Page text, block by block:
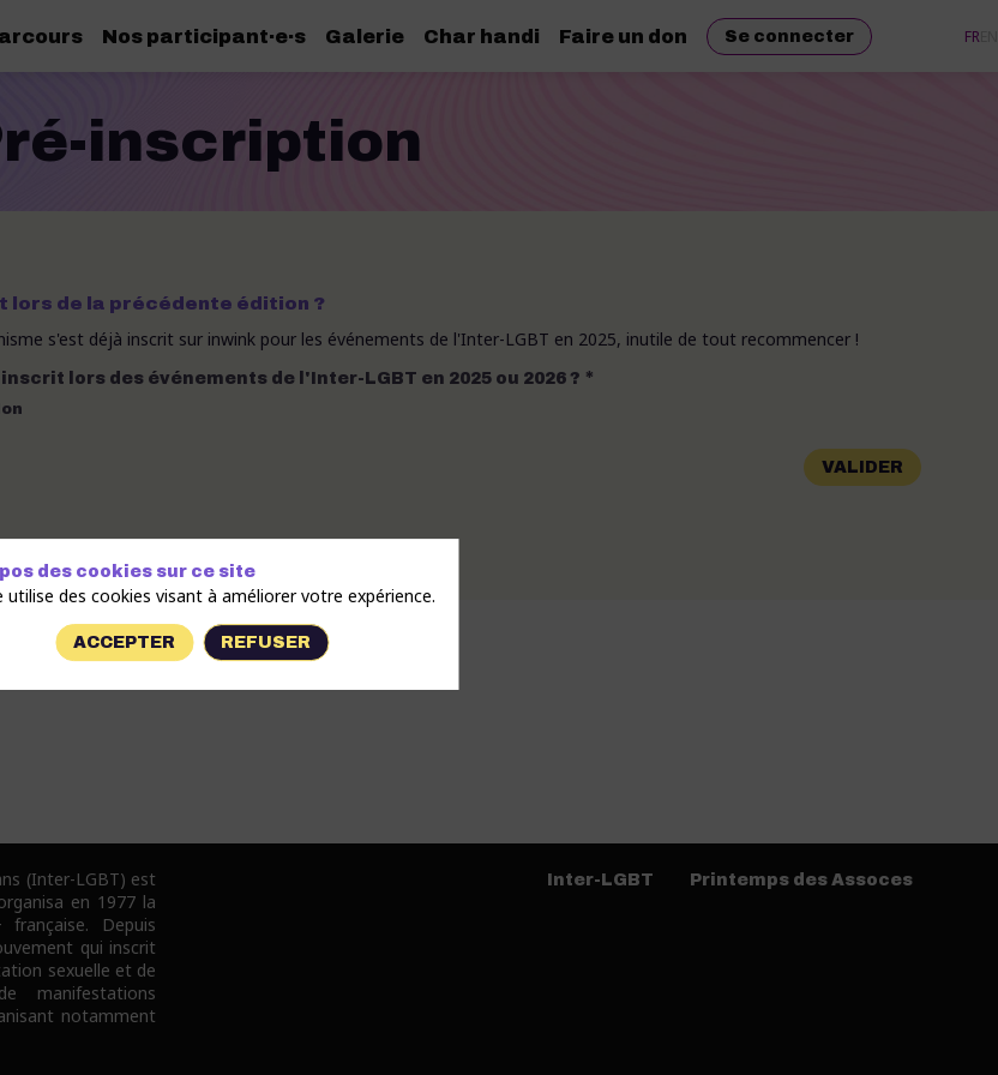
Nos participant·e·s Galerie Char handi Faire un don Se connecter FR
inscription
lors de la précédente édition ?
s'est déjà inscrit sur inwink pour les événements de l'Inter-LGBT en 2025, inutile de tout recommencer !
lors des événements de l'Inter-LGBT en 2025 ou 2026 ? *
VALIDER
(Inter-LGBT) est
en 1977 la
française. Depuis
qui inscrit
sexuelle et de
manifestations
notamment
Inter-LGBT Printemps des Assoces
des cookies sur ce site
utilise des cookies visant à améliorer votre expérience.
ACCEPTER REFUSER